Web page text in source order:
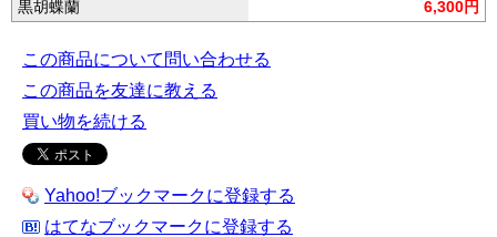
黒胡蝶蘭
6,300円
この商品について問い合わせる
この商品を友達に教える
買い物を続ける
Yahoo!ブックマークに登録する
はてなブックマークに登録する